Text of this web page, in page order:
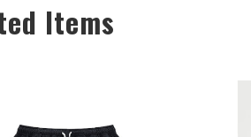
Items